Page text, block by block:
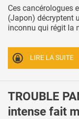
Ces cancérologues
(Japon) décryptent
inconnu qui régit la
LIRE LA SUITE
TROUBLE
intense fait